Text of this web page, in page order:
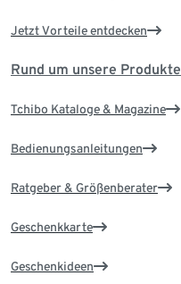
Jetzt Vorteile entdecken
Rund um unsere Produkte
Tchibo Kataloge & Magazine
Bedienungsanleitungen
Ratgeber & Größenberater
Geschenkkarte
Geschenkideen